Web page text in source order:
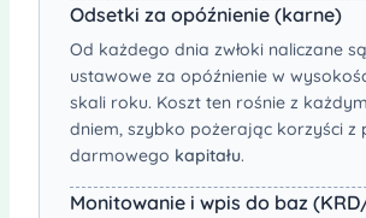
Odsetki za opóźnienie (karne)
Od każdego dnia zwłoki naliczane
ustawowe za opóźnienie w
skali roku. Koszt ten rośnie z
dniem, szybko pożerając korzyści z
darmowego kapitału.
Monitowanie i wpis do baz